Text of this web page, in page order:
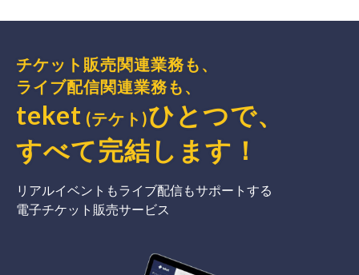
チケット販売関連業務も、
ライブ配信関連業務も、
teket (テケト)ひとつで、
すべて完結 します ！
リアルイベントもライブ配信もサポートする
電子チケット販売サービス